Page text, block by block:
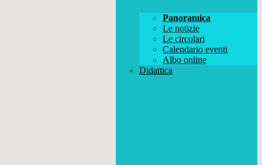
Panoramica
Le notizie
Le circolari
Calendario eventi
Albo online
Didattica